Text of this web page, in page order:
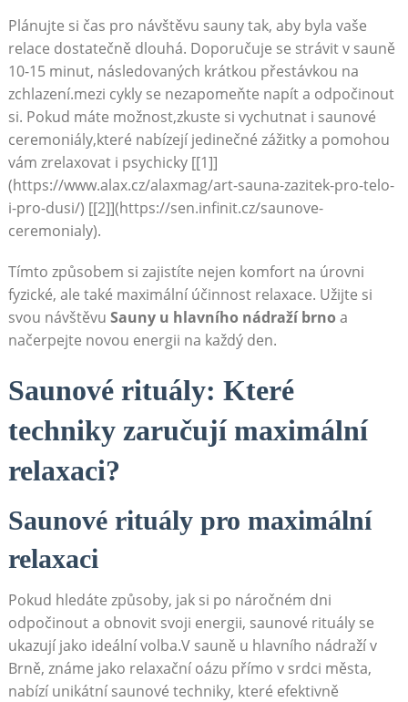
Plánujte si čas pro návštěvu sauny tak, aby byla vaše
relace dostatečně dlouhá. Doporučuje se strávit v sauně
10-15 minut, následovaných krátkou přestávkou na
zchlazení.mezi cykly se nezapomeňte napít a odpočinout
si. Pokud máte možnost,zkuste si vychutnat i saunové
ceremoniály,které nabízejí jedinečné zážitky a pomohou
vám zrelaxovat i psychicky [[1]]
(https://www.alax.cz/alaxmag/art-sauna-zazitek-pro-telo-
i-pro-dusi/) [[2]](https://sen.infinit.cz/saunove-
ceremonialy).
Tímto způsobem si zajistíte nejen komfort na úrovni
fyzické, ale také maximální účinnost relaxace. Užijte si
svou návštěvu Sauny u hlavního nádraží brno a
načerpejte novou energii na každý den.
Saunové rituály: Které
techniky zaručují maximální
relaxaci?
Saunové rituály pro maximální
relaxaci
Pokud hledáte způsoby, jak si po náročném dni
odpočinout a obnovit svoji energii, saunové rituály se
ukazují jako ideální volba.V sauně u hlavního nádraží v
Brně, známe jako relaxační oázu přímo v srdci města,
nabízí unikátní saunové techniky, které efektivně